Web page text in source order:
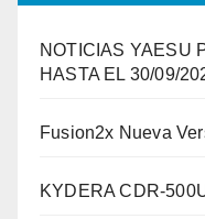
NOTICIAS YAESU
HASTA EL 30/09/
Fusion2x Nueva
KYDERA CDR-